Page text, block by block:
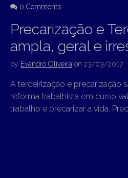
0 Comments
Precarização e
ampla, geral e
by Evandro Oliveira on 23/03/2017
A terceirização e precarização
reforma trabalhista em curso
trabalho e precarizar a vida.